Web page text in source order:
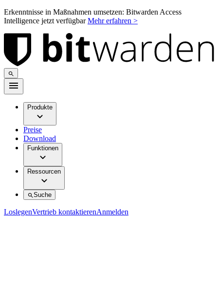
Erkenntnisse in Maßnahmen umsetzen: Bitwarden Access
Intelligence jetzt verfügbarMehr erfahren >
Produkte
Preise
Download
Funktionen
Ressourcen
Suche
LoslegenVertrieb kontaktierenAnmelden